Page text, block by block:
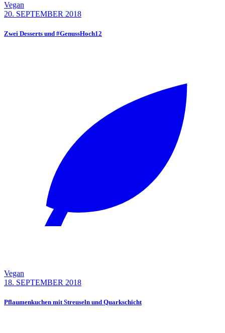
Vegan
20. SEPTEMBER 2018
Zwei Desserts und #GenussHoch12
Vegan
18. SEPTEMBER 2018
Pflaumenkuchen mit Streuseln und Quarkschicht